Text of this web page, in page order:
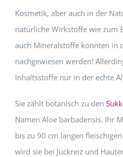
Kosmetik, aber auch in der
natürliche Wirkstoffe wie zum
auch Mineralstoffe konnten in
nachgewiesen werden!
Inhaltsstoffe nur in der echte
Sie zählt botanisch zu den
Namen Aloe barbadensis. Ihr
bis zu 90 cm langen
wird sie bei Juckreiz und